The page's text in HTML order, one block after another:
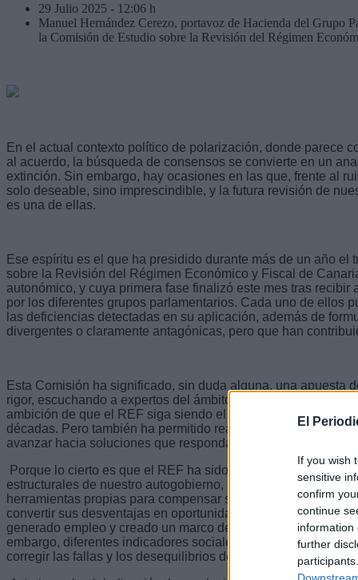
El
If you wish
sensitive
confirm
continue
information
further
29 Julio 2025 - 12:06 h
Manuel Hernández Cerezo, portavoz de Hacienda del Grupo
la Comisión de Estudio sobre la Revisión del Régimen
En el actual contexto político de polarización, donde parece
al acuerdo, la búsqueda de consensos se convierte en un
extinción. Sin embargo, hay ocasiones en las que, frente al
solo deseable, sino imprescindible, y la futura revisión de
es una de ellas.
Ese espíritu es el que ha presidido durante más de un año el
sobre la Revisión del Régimen Económico y Fiscal de
autonómico, y cuya primera fase finalizó este mes tras recibir
por los diferentes grupos parlamentarios. Cada uno de ellos
las deficiencias detectadas en su aplicación, además de
divergentes o claramente antagónicas, pero que han
Esta Comisión ha significado, sin duda alguna, una apuesta
rigor, escuchando a expertos del ámbito académico, sindical,
ambición de que el REF siga siendo el motor de desarrollo
décadas. Pero también ha permitido realizar un análisis
avanzar hacia soluciones que respondan a los retos presentes
Porque lo cierto es que el REF ha sido, y sigue siendo, uno
estructurales de nuestro autogobierno, permitiendo que
herramientas propias para compensar sus hechos
convertir sus desventajas en oportunidades. Gracias al REF
generado empleo y creado un marco de oportunidades que
embargo, diferentes indicadores sociales y económicos
corregir las fallas y los desequilibrios de nuestro actual